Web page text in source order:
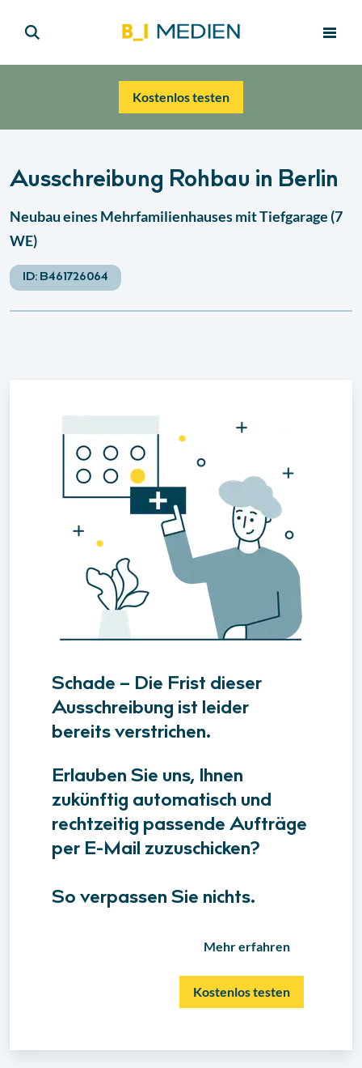
Kostenlos testen
Ausschreibung Rohbau in Berlin
Neubau eines Mehrfamilienhauses mit Tiefgarage (7
WE)
ID: B461726064
Schade – Die Frist dieser
Ausschreibung ist leider
bereits verstrichen.
Erlauben Sie uns, Ihnen
zukünftig automatisch und
rechtzeitig passende Aufträge
per E-Mail zuzuschicken?
So verpassen Sie nichts.
Mehr erfahren
Kostenlos testen